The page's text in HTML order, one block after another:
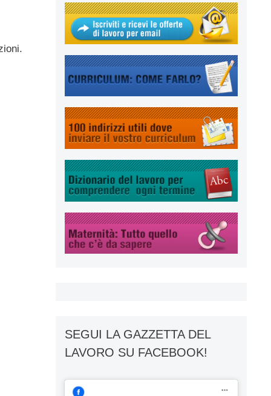
SEGUI LA GAZZETTA DEL
LAVORO SU FACEBOOK!